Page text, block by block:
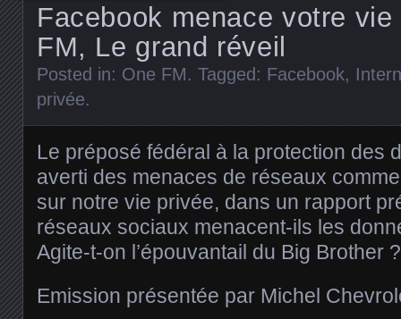
Facebook menace votre
FM, Le grand réveil
Posted in: One FM. Tagged: Facebook,
privée.
Le préposé fédéral à la protection des
averti des menaces de réseaux
sur notre vie privée, dans un rapport
réseaux sociaux menacent-ils les
Agite-t-on l’épouvantail du Big Brother ?
Emission présentée par Michel